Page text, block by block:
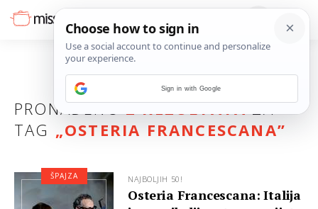
PRONAĐENO2 REZULTATAZA
TAG „OSTERIA FRANCESCANA”
NAJBOLJIH 50!
Osteria Francescana: Italija
ŠPAJZA
Sign in with Google